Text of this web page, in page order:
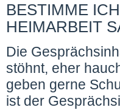
BESTIMME
HEIMARBEIT
Die
stöhnt, eher
geben gerne
ist der